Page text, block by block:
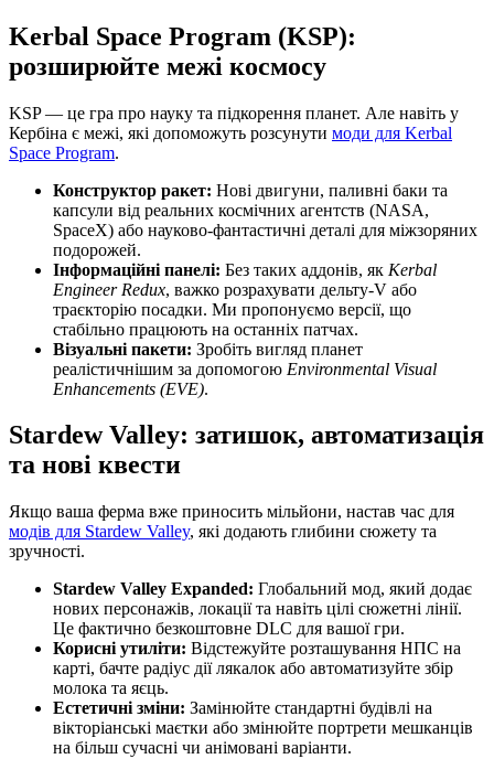
Kerbal Space Program (KSP):
розширюйте межі космосу
KSP — це гра про науку та підкорення планет. Але навіть у
Кербіна є межі, які допоможуть розсунути моди для Kerbal
Space Program.
Конструктор ракет: Нові двигуни, паливні баки та
капсули від реальних космічних агентств (NASA,
SpaceX) або науково-фантастичні деталі для міжзоряних
подорожей.
Інформаційні панелі: Без таких аддонів, як Kerbal
Engineer Redux, важко розрахувати дельту-V або
траєкторію посадки. Ми пропонуємо версії, що
стабільно працюють на останніх патчах.
Візуальні пакети: Зробіть вигляд планет
реалістичнішим за допомогою Environmental Visual
Enhancements (EVE).
Stardew Valley: затишок, автоматизація
та нові квести
Якщо ваша ферма вже приносить мільйони, настав час для
модів для Stardew Valley, які додають глибини сюжету та
зручності.
Stardew Valley Expanded: Глобальний мод, який додає
нових персонажів, локації та навіть цілі сюжетні лінії.
Це фактично безкоштовне DLC для вашої гри.
Корисні утиліти: Відстежуйте розташування НПС на
карті, бачте радіус дії лякалок або автоматизуйте збір
молока та яєць.
Естетичні зміни: Замінюйте стандартні будівлі на
вікторіанські маєтки або змінюйте портрети мешканців
на більш сучасні чи анімовані варіанти.